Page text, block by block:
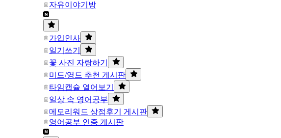
자유이야기방
가입인사
일기쓰기
꽃 사진 자랑하기
미드/영드 추천 게시판
타임캡슐 열어보기
일상 속 영어공부
메모리워드 상점후기 게시판
영어공부 인증 게시판